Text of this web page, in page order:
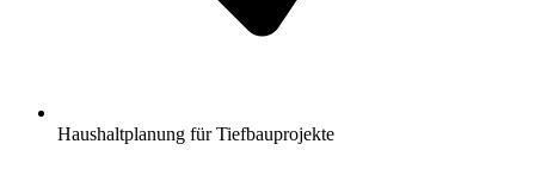
Haushaltplanung für Tiefbauprojekte